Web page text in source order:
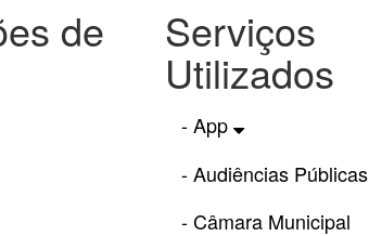
de Serviços
Utilizados
- App
- Audiências Públicas
- Câmara Municipal